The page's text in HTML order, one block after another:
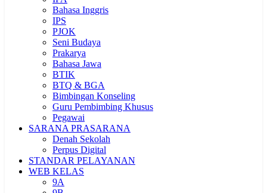
Bahasa Inggris
IPS
PJOK
Seni Budaya
Prakarya
Bahasa Jawa
BTIK
BTQ & BGA
Bimbingan Konseling
Guru Pembimbing Khusus
Pegawai
SARANA PRASARANA
Denah Sekolah
Perpus Digital
STANDAR PELAYANAN
WEB KELAS
9A